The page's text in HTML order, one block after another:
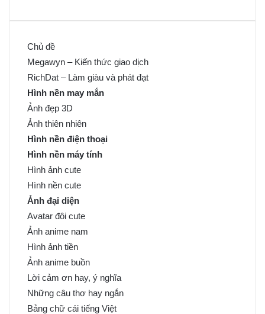
Chủ đề
Megawyn – Kiến thức giao dịch
RichDat – Làm giàu và phát đạt
Hình nền may mắn
Ảnh đẹp 3D
Ảnh thiên nhiên
Hình nền điện thoại
Hình nền máy tính
Hình ảnh cute
Hình nền cute
Ảnh đại diện
Avatar đôi cute
Ảnh anime nam
Hình ảnh tiền
Ảnh anime buồn
Lời cảm ơn hay, ý nghĩa
Những câu thơ hay ngắn
Bảng chữ cái tiếng Việt